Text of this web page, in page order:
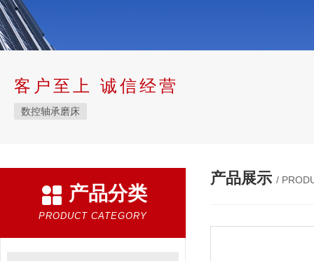
客户至上 诚信经营
数控轴承磨床
产品分类
PRODUCT CATEGORY
产品展示 /